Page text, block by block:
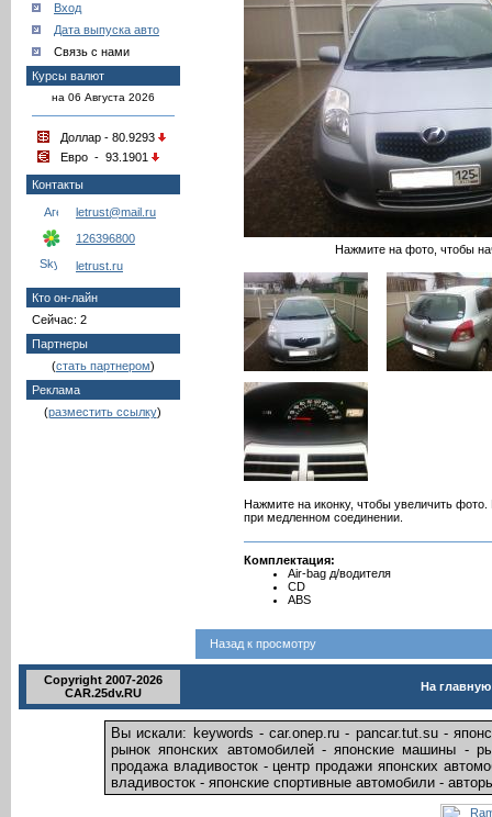
Вход
Дата выпуска авто
Связь с нами
Курсы валют
на 06 Августа 2026
Доллар - 80.9293
Евро - 93.1901
Контакты
letrust@mail.ru
126396800
letrust.ru
Кто он-лайн
Сейчас: 2
Партнеры
(стать партнером)
Реклама
(разместить ссылку)
Нажмите на фото, чтобы
Нажмите на иконку, чтобы увеличить
при медленном соединении.
Комплектация:
Air-bag д/водителя
CD
ABS
Назад к просмотру
Copyright 2007-2026
CAR.25dv.RU
На главную
Вы искали: keywords - car.onep.ru - pancar.tut.su -
рынок японских автомобилей - японские машины -
продажа владивосток - центр продажи японских
владивосток - японские спортивные автомобили -